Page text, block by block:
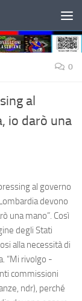
0
al
io darò una
al governo
devono
una mano”. Così
degli Stati
alla necessità di
“Mi rivolgo -
commissioni
ndr), perché